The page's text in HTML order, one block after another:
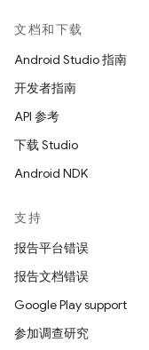
文档和下载
Android Studio 指南
开发者指南
API 参考
下载 Studio
Android NDK
支持
报告平台错误
报告文档错误
Google Play support
参加调查研究